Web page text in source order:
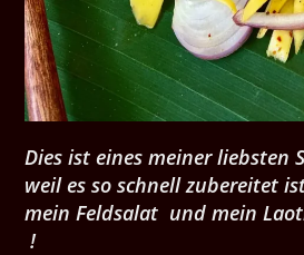
Dies ist eines meiner liebsten
weil es so schnell zubereitet
mein Feldsalat und mein
!